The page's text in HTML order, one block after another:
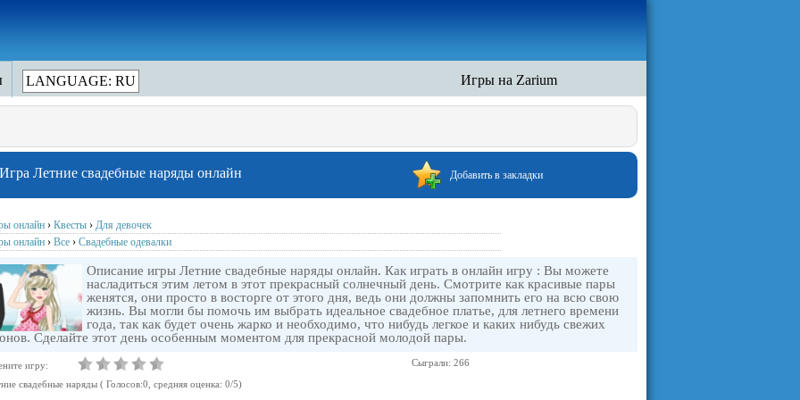
LANGUAGE: RU Игры на Zarium
Добавить в закладки
Игра Летние свадебные наряды онлайн
онлайн › Квесты › Для девочек
онлайн › Все › Свадебные одевалки
Описание игры Летние свадебные наряды онлайн. Как играть в онлайн игру : Вы можете
насладиться этим летом в этот прекрасный солнечный день. Смотрите как красивые пары
женятся, они просто в восторге от этого дня, ведь они должны запомнить его на всю свою
жизнь. Вы могли бы помочь им выбрать идеальное свадебное платье, для летнего времени
года, так как будет очень жарко и необходимо, что нибудь легкое и каких нибудь свежих
Сделайте этот день особенным моментом для прекрасной молодой пары.
игру:
Сыграли: 266
свадебные наряды ( Голосов:0 , cредняя оценка: 0/5)